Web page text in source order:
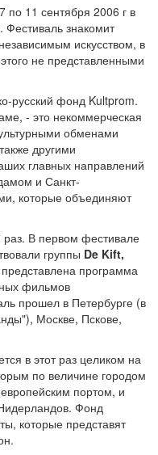
по 11 сентября 2006 г в
Фестиваль знакомит
искусством, в
не представленными
русский фонд Kultprom.
- это некоммерческая
обменами
другими
главных направлений
и Санкт-
которые объединяют
раз. В первом фестивале
группы De Kift,
программа
фильмов
прошел в Петербурге (в
Москве, Пскове,
в этот раз целиком на
по величине городом
портом, и
Фонд
которые представят